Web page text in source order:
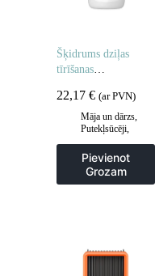
Šķidrums dziļas
tīrīšanas
22,17 € (ar PVN)
Māja un dārzs,
Putekļsūcēji,
Pievienot
Grozam